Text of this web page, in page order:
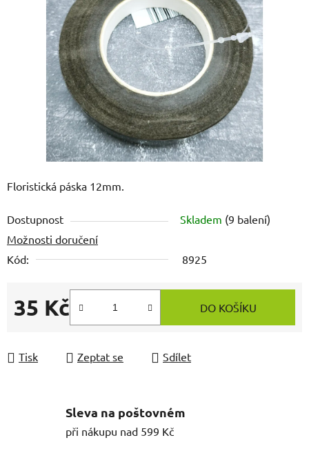
Floristická páska 12mm.
Dostupnost Skladem (9 balení)
Možnosti doručení
Kód:
8925
35 Kč
Měrná cena:
DO KOŠÍKU
Tisk Zeptat se Sdílet
Sleva na poštovném
při nákupu nad 599 Kč